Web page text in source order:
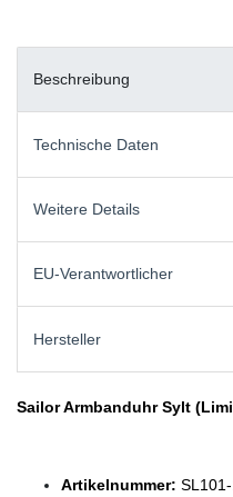
Beschreibung
Technische Daten
Weitere Details
EU-Verantwortlicher
Hersteller
Sailor Armbanduhr Sylt
Artikelnummer: